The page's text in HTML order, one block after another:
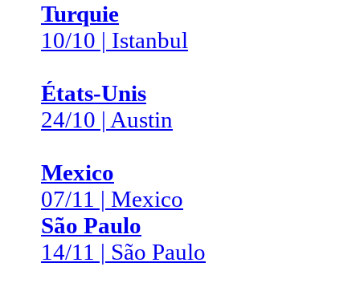
Turquie
10/10 | Istanbul
États-Unis
24/10 | Austin
Mexico
07/11 | Mexico
São Paulo
14/11 | São Paulo